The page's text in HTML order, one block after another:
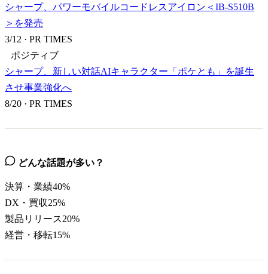
シャープ、パワーモバイルコードレスアイロン＜IB-S510B
＞を発売
3/12 · PR TIMES
ポジティブ
シャープ、新しい対話AIキャラクター「ポケとも」を誕生
させ事業強化へ
8/20 · PR TIMES
どんな話題が多い？
決算・業績40%
DX・買収25%
製品リリース20%
経営・移転15%